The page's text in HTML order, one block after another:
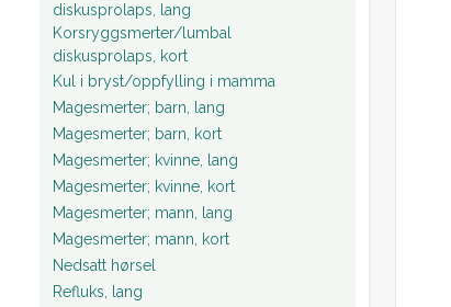
diskusprolaps, lang
Korsryggsmerter/lumbal
diskusprolaps, kort
Kul i bryst/oppfylling i mamma
Magesmerter; barn, lang
Magesmerter; barn, kort
Magesmerter; kvinne, lang
Magesmerter; kvinne, kort
Magesmerter; mann, lang
Magesmerter; mann, kort
Nedsatt hørsel
Refluks, lang